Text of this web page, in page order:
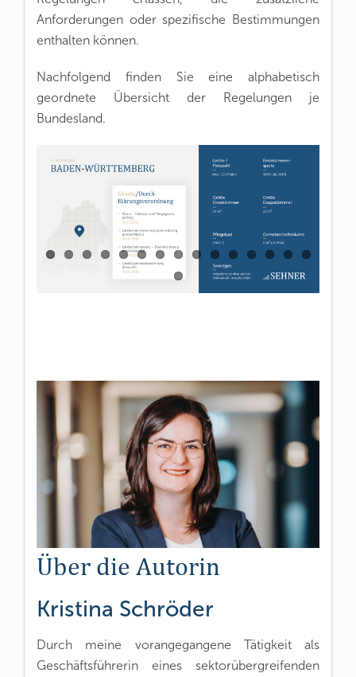
Anforderungen oder spezifische Bestimmungen
enthalten können.
Nachfolgend finden Sie eine alphabetisch
geordnete Übersicht der Regelungen je
Bundesland.
Über die Autorin
Kristina Schröder
Durch meine vorangegangene Tätigkeit als
Geschäftsführerin eines sektorübergreifenden